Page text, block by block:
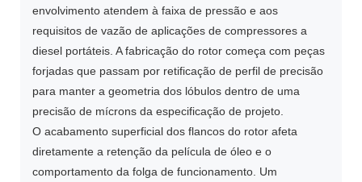
envolvimento atendem à faixa de pressão e aos
requisitos de vazão de aplicações de compressores a
diesel portáteis. A fabricação do rotor começa com peças
forjadas que passam por retificação de perfil de precisão
para manter a geometria dos lóbulos dentro de uma
precisão de mícrons da especificação de projeto.
O acabamento superficial dos flancos do rotor afeta
diretamente a retenção da película de óleo e o
comportamento da folga de funcionamento. Um